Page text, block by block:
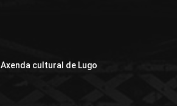
Axenda cultural de Lugo